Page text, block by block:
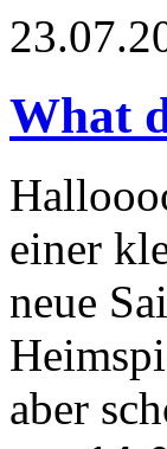
What
einer
neue
aber